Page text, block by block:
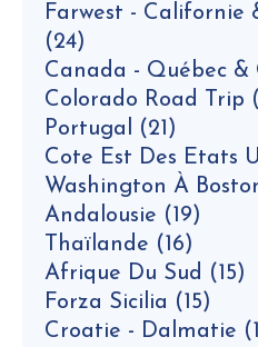
Farwest - Californie
(24)
Canada - Québec &
Colorado Road Trip
Portugal
(21)
Cote Est Des Etats
Washington À
Andalousie (19)
Thaïlande (16)
Afrique Du Sud (15)
Forza Sicilia (15)
Croatie - Dalmatie